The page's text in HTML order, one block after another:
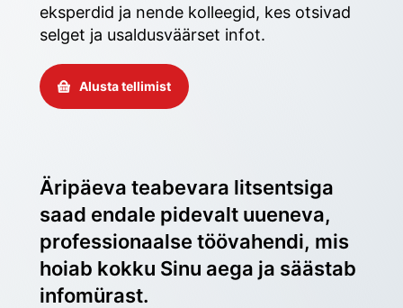
eksperdid ja nende kolleegid, kes otsivad
selget ja usaldusväärset infot.
Alusta tellimist
Äripäeva teabevara litsentsiga
saad endale pidevalt uueneva,
professionaalse töövahendi, mis
hoiab kokku Sinu aega ja säästab
infomürast.